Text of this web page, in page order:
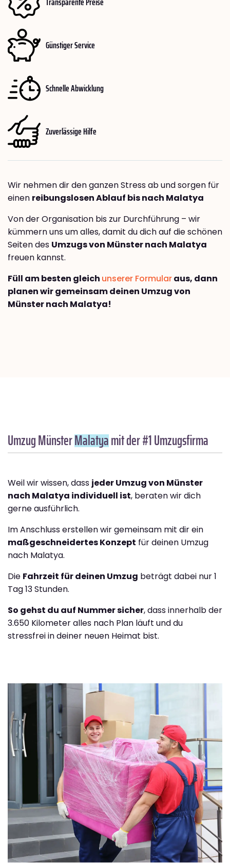
Günstiger Service
Schnelle Abwicklung
Zuverlässige Hilfe
Wir nehmen dir den ganzen Stress ab und sorgen für
einen reibungslosen Ablauf bis nach Malatya
Von der Organisation bis zur Durchführung – wir
kümmern uns um alles, damit du dich auf die schönen
Seiten des Umzugs von Münster nach Malatya
freuen kannst.
Füll am besten gleich unserer Formularaus, dann
planen wir gemeinsam deinen Umzug von
Münster nach Malatya!
Umzug MünsterMalatyamit der #1 Umzugsfirma
Weil wir wissen, dass jeder Umzug von Münster
nach Malatya individuell ist, beraten wir dich
gerne ausführlich.
Im Anschluss erstellen wir gemeinsam mit dir ein
maßgeschneidertes Konzept für deinen Umzug
nach Malatya.
Die Fahrzeit für deinen Umzug beträgt dabei nur 1
Tag 13 Stunden.
So gehst du auf Nummer sicher, dass innerhalb der
3.650 Kilometer alles nach Plan läuft und du
stressfrei in deiner neuen Heimat bist.